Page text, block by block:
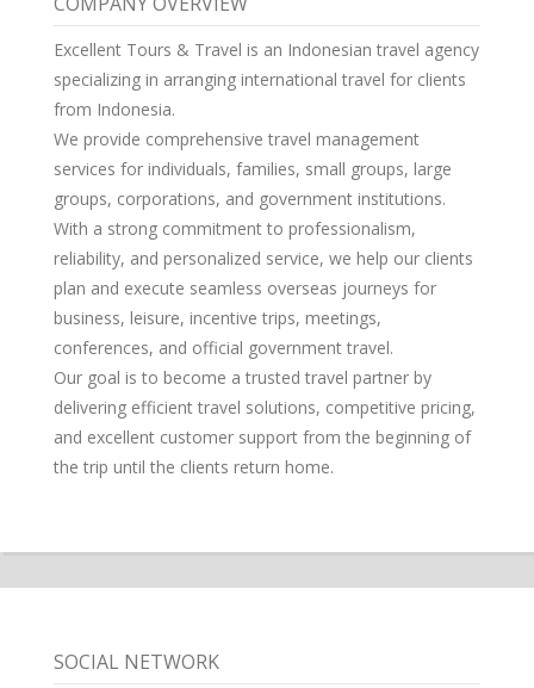
Excellent Tours & Travel is an Indonesian travel agency
specializing in arranging international travel for clients
from Indonesia.
We provide comprehensive travel management
services for individuals, families, small groups, large
groups, corporations, and government institutions.
With a strong commitment to professionalism,
reliability, and personalized service, we help our clients
plan and execute seamless overseas journeys for
business, leisure, incentive trips, meetings,
conferences, and official government travel.
Our goal is to become a trusted travel partner by
delivering efficient travel solutions, competitive pricing,
and excellent customer support from the beginning of
the trip until the clients return home.
SOCIAL NETWORK